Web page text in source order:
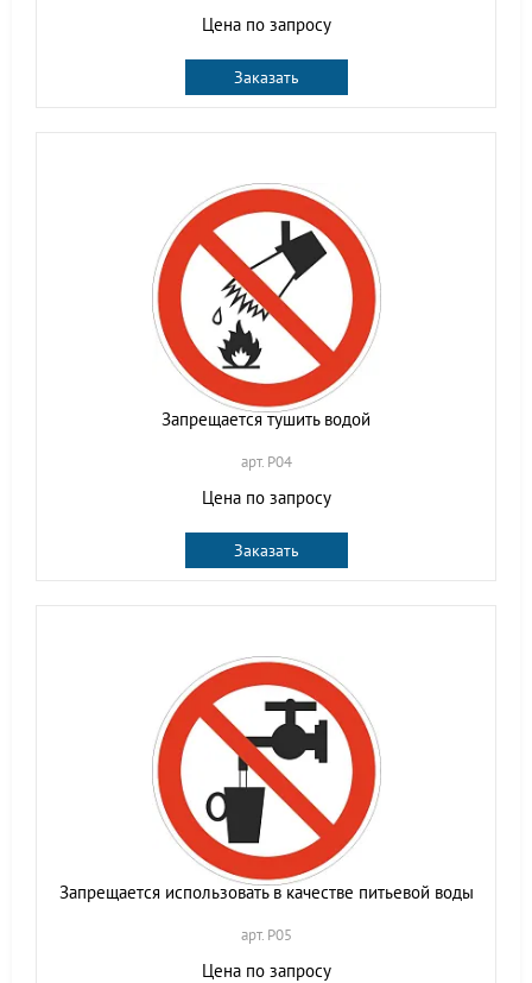
Цена по запросу
Заказать
Запрещается тушить водой
арт. P04
Цена по запросу
Заказать
Запрещается использовать в качестве питьевой воды
арт. P05
Цена по запросу